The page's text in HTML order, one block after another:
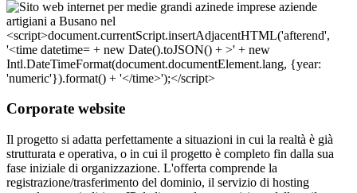
Corporate website
Il progetto si adatta perfettamente a situazioni in cui la realtà è già
strutturata e operativa, o in cui il progetto è completo fin dalla sua
fase iniziale di organizzazione. L'offerta comprende la
registrazione/trasferimento del dominio, il servizio di hosting